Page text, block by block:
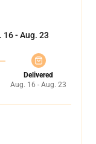
16 - Aug. 23
Delivered
Aug. 16 - Aug. 23